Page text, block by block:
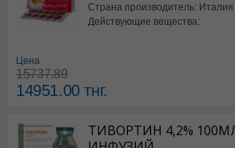
Страна производитель: Италия
Действующие вещества:
Цена
15737.89
14951.00тнг.
ТИВОРТИН 4,2%